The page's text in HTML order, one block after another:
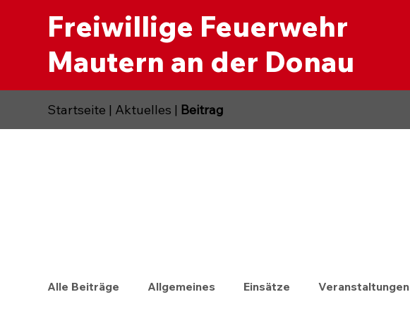
Freiwillige Feuerwehr
Mautern an der Donau
Alle Beiträge Allgemeines Einsätze Veranstaltungen
Startseite | Aktuelles | Beitrag